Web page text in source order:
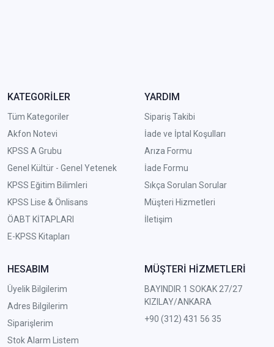
KATEGORİLER
Tüm Kategoriler
Akfon Notevi
KPSS A Grubu
Genel Kültür - Genel Yetenek
KPSS Eğitim Bilimleri
KPSS Lise & Önlisans
ÖABT KİTAPLARI
E-KPSS Kitapları
YARDIM
Sipariş Takibi
İade ve İptal Koşulları
Arıza Formu
İade Formu
Sıkça Sorulan Sorular
Müşteri Hizmetleri
İletişim
HESABIM
Üyelik Bilgilerim
Adres Bilgilerim
Siparişlerim
Stok Alarm Listem
MÜŞTERİ HİZMETLERİ
BAYINDIR 1 SOKAK 27/27
KIZILAY/ANKARA
+90 (312) 431 56 35